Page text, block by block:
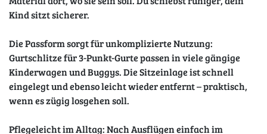
Kind sitzt sicherer.
Die Passform sorgt für unkomplizierte Nutzung:
Gurtschlitze für 3-Punkt-Gurte passen in viele gängige
Kinderwagen und Buggys. Die Sitzeinlage ist schnell
eingelegt und ebenso leicht wieder entfernt – praktisch,
wenn es zügig losgehen soll.
Pflegeleicht im Alltag: Nach Ausflügen einfach im